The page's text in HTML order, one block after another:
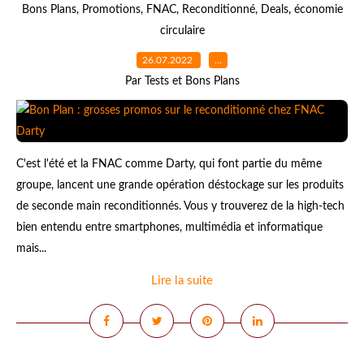
Bons Plans, Promotions, FNAC, Reconditionné, Deals, économie
circulaire
26.07.2022 …
Par Tests et Bons Plans
C'est l'été et la FNAC comme Darty, qui font partie du même
groupe, lancent une grande opération déstockage sur les produits
de seconde main reconditionnés. Vous y trouverez de la high-tech
bien entendu entre smartphones, multimédia et informatique
mais...
Lire la suite